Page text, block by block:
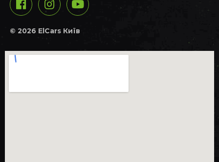
© 2026 ElCars Київ